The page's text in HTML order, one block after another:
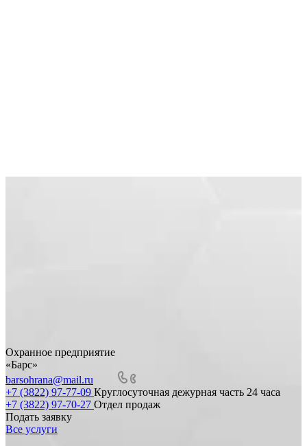
Охранное предприятие
«Барс»
barsohrana@mail.ru
+7 (3822) 97-77-09 Круглосуточная дежурная часть 24 часа
+7 (3822) 97-70-27 Отдел продаж
Подать заявку
Все услуги